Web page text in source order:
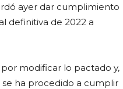
ayer dar cumplimiento
definitiva de 2022 a
modificar lo pactado y,
se ha procedido a cumplir